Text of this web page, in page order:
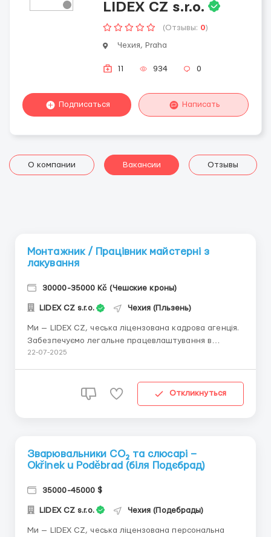
LIDEX CZ s.r.o.
(Отзывы: 0)
Чехия, Praha
11 934 0
Подписаться Написать
О компании Вакансии Отзывы
Монтажник / Працівник майстерні з
лакування
30000-35000 Kč (Чешские кроны)
LIDEX CZ s.r.o. Чехия (Пльзень)
Ми — LIDEX CZ, чеська ліцензована кадрова агенція.
Забезпечуємо легальне працевлаштування в
перевірених компаніях по всій Чехії. Допоможемо з
індивідуальний підхід — для нас само собою
22-07-2025
Откликнуться
Зварювальники CO₂ та слюсарі –
Okřinek u Poděbrad (біля Подєбрад)
35000-45000 $
LIDEX CZ s.r.o. Чехия (Подебрады)
Ми — LIDEX CZ, чеська ліцензована персональна